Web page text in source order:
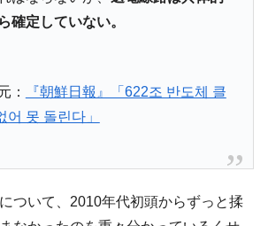
だけが鉄鋼輸出を異常増加させる ⇒ 中
を蝕む。
⇒ PSIが示す現況は決して良くない。
韓激突案件】韓国消費者院が『クーパ
で猛暑。南東部では干ばつ
型イージス搭載の次世代駆逐艦
確定していない。
：
『朝鮮日報』「622조 반도체 클
어 못 돌린다」
ついて、2010年代初頭からずっと揉